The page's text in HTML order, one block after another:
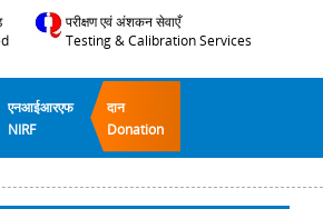
परीक्षण एवं अंशकन सेवाएँ
Testing & Calibration Services
एनआईआरएफ
NIRF
दान
Donation